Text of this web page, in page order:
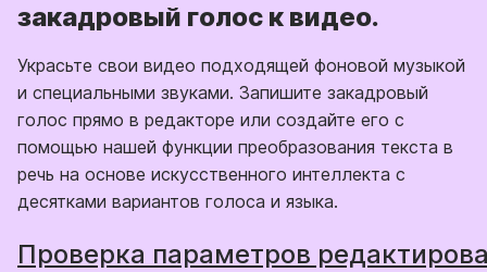
закадровый голос к видео.
Украсьте свои видео подходящей фоновой музыкой
и специальными звуками. Запишите закадровый
голос прямо в редакторе или создайте его с
помощью нашей функции преобразования текста в
речь на основе искусственного интеллекта с
десятками вариантов голоса и языка.
Проверка параметров